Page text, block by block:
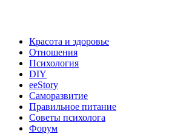
Красота и здоровье
Отношения
Психология
DIY
ееStory
Саморазвитие
Правильное питание
Советы психолога
Форум